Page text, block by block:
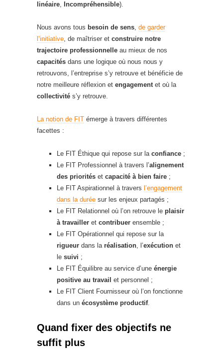
linéaire, Incompréhensible).
Nous avons tous besoin de sens, de garder
l’initiative, de maîtriser et construire notre
trajectoire professionnelle au mieux de nos
capacités dans une logique où nous nous y
retrouvons, l’entreprise s’y retrouve et bénéficie de
notre meilleure réflexion et engagementet où la
collectivité s’y retrouve.
La notion de FIT émerge à travers différentes
facettes :
Le FIT Éthique qui repose sur la confiance ;
Le FIT Professionnel à travers l’alignement
des priorités et capacité à bien faire ;
Le FIT Aspirationnel à travers l’engagement
dans la durée sur les enjeux partagés ;
Le FIT Relationnel où l’on retrouve le plaisir
à travailler et contribuer ensemble ;
Le FIT Opérationnel qui repose sur la
rigueur dans la réalisation, l’exécution et
le suivi ;
Le FIT Équilibre au service d’une énergie
positive au travail et personnel ;
Le FIT Client Fournisseur où l’on fonctionne
dans un écosystème productif.
Quand fixer des objectifs ne
suffit plus